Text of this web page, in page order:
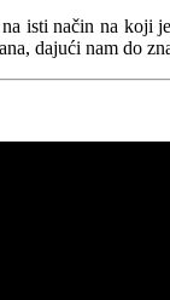
isti način na koji
dajući nam do